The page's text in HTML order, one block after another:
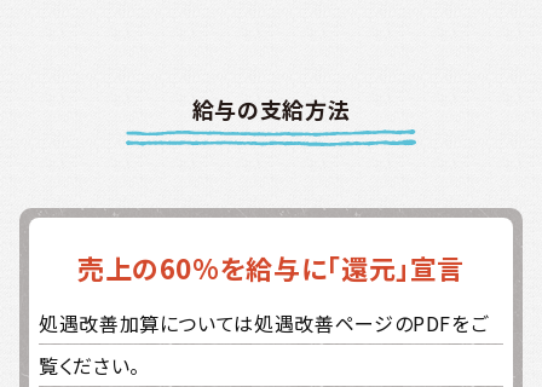
給与の支給方法
売上の60%を給与に「還元」宣言
処遇改善加算については処遇改善ページのPDFをご
覧ください。